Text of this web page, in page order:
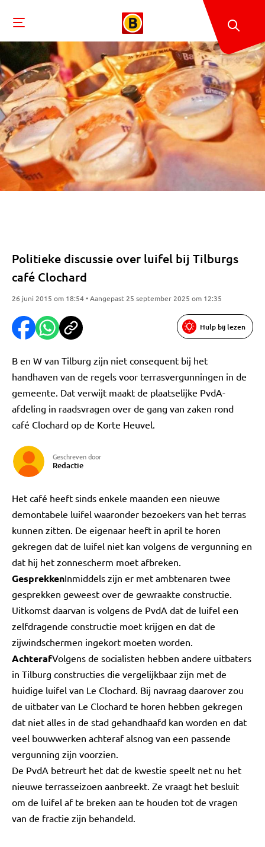
Politieke discussie over luifel bij Tilburgs
café Clochard
26 juni 2015 om 18:54 • Aangepast 25 september 2025 om 12:35
Hulp bij lezen
B en W van Tilburg zijn niet consequent bij het
handhaven van de regels voor terrasvergunningen in de
gemeente. Dat verwijt maakt de plaatselijke PvdA-
afdeling in raadsvragen over de gang van zaken rond
café Clochard op de Korte Heuvel.
Geschreven door
Redactie
Het café heeft sinds enkele maanden een nieuwe
demontabele luifel waaronder bezoekers van het terras
kunnen zitten. De eigenaar heeft in april te horen
gekregen dat de luifel niet kan volgens de vergunning en
dat hij het zonnescherm moet afbreken.
GesprekkenInmiddels zijn er met ambtenaren twee
gesprekken geweest over de gewraakte constructie.
Uitkomst daarvan is volgens de PvdA dat de luifel een
zelfdragende constructie moet krijgen en dat de
zijwindschermen ingekort moeten worden.
AchterafVolgens de socialisten hebben andere uitbaters
in Tilburg constructies die vergelijkbaar zijn met de
huidige luifel van Le Clochard. Bij navraag daarover zou
de uitbater van Le Clochard te horen hebben gekregen
dat niet alles in de stad gehandhaafd kan worden en dat
veel bouwwerken achteraf alsnog van een passende
vergunning zijn voorzien.
De PvdA betreurt het dat de kwestie speelt net nu het
nieuwe terrasseizoen aanbreekt. Ze vraagt het besluit
om de luifel af te breken aan te houden tot de vragen
van de fractie zijn behandeld.